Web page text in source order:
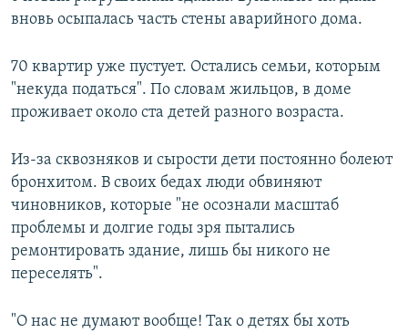
вновь осыпалась часть стены аварийного дома.
70 квартир уже пустует. Остались семьи, которым
"некуда податься". По словам жильцов, в доме
проживает около ста детей разного возраста.
​Из-за сквозняков и сырости дети постоянно болеют
бронхитом. В своих бедах люди обвиняют
чиновников, которые "не осознали масштаб
проблемы и долгие годы зря пытались
ремонтировать здание, лишь бы никого не
переселять".
"О нас не думают вообще! Так о детях бы хоть